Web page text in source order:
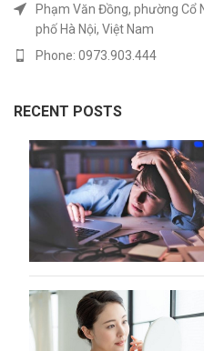
Phạm Văn Đồng, phường Cổ
phố Hà Nội, Việt Nam
Phone: 0973.903.444
RECENT POSTS